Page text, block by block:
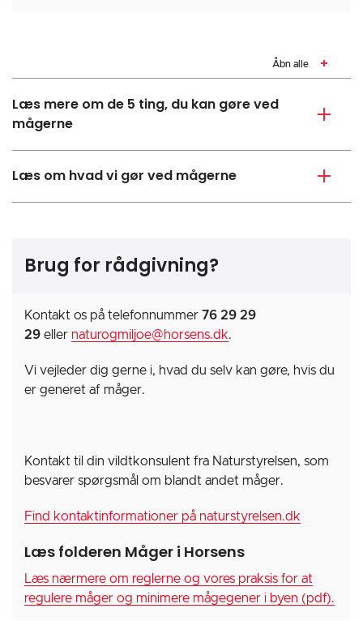
Åbn alle
Læs mere om de 5 ting, du kan gøre ved
mågerne
Læs om hvad vi gør ved mågerne
Brug for rådgivning?
Kontakt os på telefonnummer 76 29 29
29 eller naturogmiljoe@horsens.dk.
Vi vejleder dig gerne i, hvad du selv kan gøre, hvis du
er generet af måger.
Kontakt til din vildtkonsulent fra Naturstyrelsen, som
besvarer spørgsmål om blandt andet måger.
Find kontaktinformationer på naturstyrelsen.dk
Læs folderen Måger i Horsens
Læs nærmere om reglerne og vores praksis for at
regulere måger og minimere mågegener i byen (pdf).